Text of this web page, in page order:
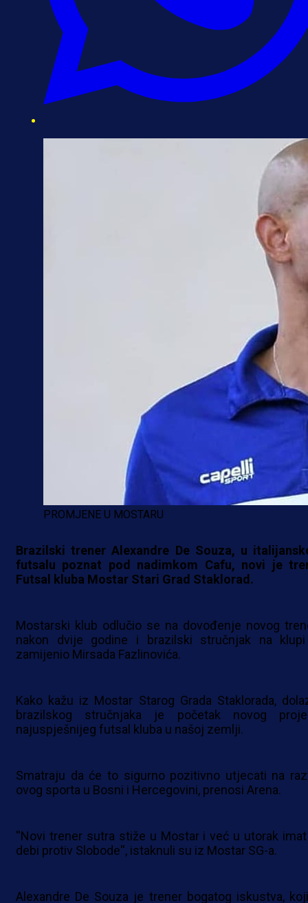
PROMJENE U MOSTARU
Brazilski trener Alexandre De Souza, u
futsalu poznat pod nadimkom Cafu, novi je
Futsal kluba Mostar Stari Grad Staklorad.
Mostarski klub odlučio se na dovođenje novog
nakon dvije godine i brazilski stručnjak na
zamijenio Mirsada Fazlinovića.
Kako kažu iz Mostar Starog Grada Staklorada,
brazilskog stručnjaka je početak novog
najuspješnijeg futsal kluba u našoj zemlji.
Smatraju da će to sigurno pozitivno utjecati na
ovog sporta u Bosni i Hercegovini, prenosi Arena.
''Novi trener sutra stiže u Mostar i već u utorak
debi protiv Slobode'', istaknuli su iz Mostar SG-a.
Alexandre De Souza je trener bogatog iskustva,